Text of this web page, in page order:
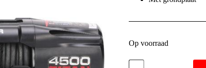
Op voorraad